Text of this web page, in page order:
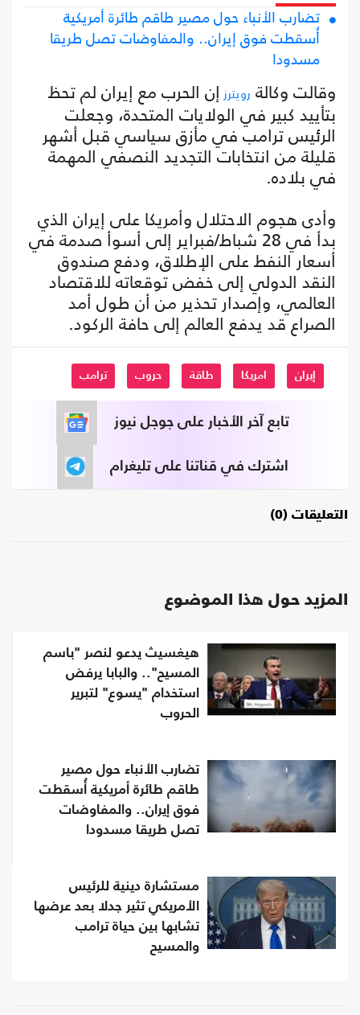
تضارب الأنباء حول مصير طاقم طائرة أمريكية
أُسقطت فوق إيران.. والمفاوضات تصل طريقا
مسدودا
وقالت وكالة رويترز إن الحرب مع إيران لم تحظ
بتأييد كبير في الولايات المتحدة، وجعلت
الرئيس ترامب في مأزق سياسي قبل أشهر
قليلة من انتخابات التجديد النصفي المهمة
في بلاده.
وأدى هجوم الاحتلال وأمريكا على إيران الذي
بدأ في 28 شباط/فبراير إلى أسوأ صدمة في
أسعار النفط على الإطلاق، ودفع صندوق
النقد الدولي إلى خفض توقعاته للاقتصاد
العالمي، وإصدار تحذير من أن طول أمد
الصراع قد يدفع العالم إلى حافة الركود.
إيران امريكا طاقة حروب ترامب
تابع آخر الأخبار على جوجل نيوز
اشترك في قناتنا على تليغرام
التعليقات (0)
المزيد حول هذا الموضوع
هيغسيث يدعو لنصر "باسم
المسيح".. والبابا يرفض
استخدام "يسوع" لتبرير
الحروب
تضارب الأنباء حول مصير
طاقم طائرة أمريكية أُسقطت
فوق إيران.. والمفاوضات
تصل طريقا مسدودا
مستشارة دينية للرئيس
الأمريكي تثير جدلا بعد عرضها
تشابها بين حياة ترامب
والمسيح